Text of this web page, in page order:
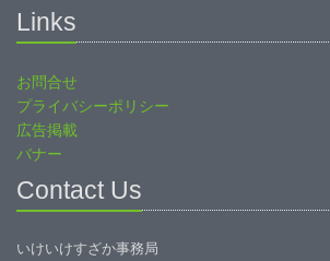
Links
お問合せ
プライバシーポリシー
広告掲載
バナー
Contact Us
いけいけすざか事務局